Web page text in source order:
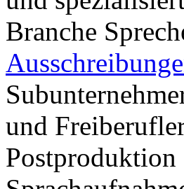
Branche
und
Postproduktion